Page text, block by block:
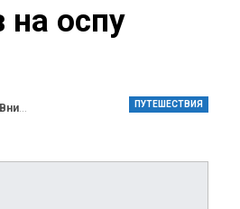
на оспу
ПУТЕШЕСТВИЯ